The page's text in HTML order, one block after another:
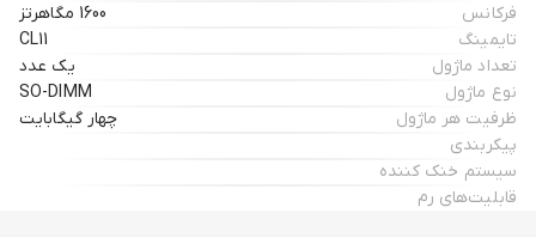
فرکانس
1600 مگاهرتز
تایمینگ
CL11
تعداد ماژول
یک عدد
نوع ماژول
SO-DIMM
ظرفیت هر ماژول
چهار گیگابایت
پیکربندی
سیستم خنک کننده
قابلیت‌های رم